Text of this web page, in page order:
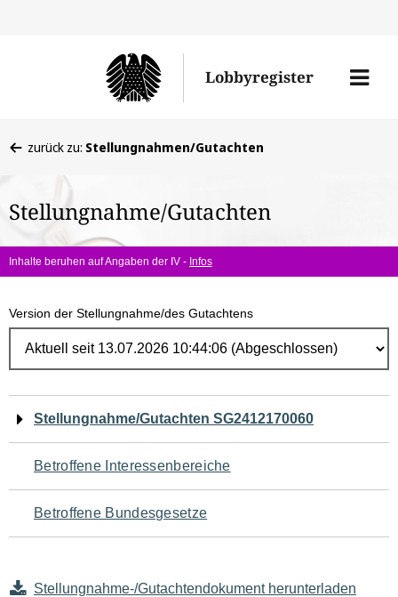
Lobbyregister
Menü
befinden
hier:
zurück zu: Stellungnahmen/Gutachten
Stellungnahme/Gutachten
Inhalte beruhen auf Angaben der IV - Infos
Version der Stellungnahme/des Gutachtens
Navigation
für
den
Seiteninhalt
Stellungnahme/Gutachten SG2412170060
Betroffene Interessenbereiche
Betroffene Bundesgesetze
Stellungnahme-/Gutachtendokument herunterladen